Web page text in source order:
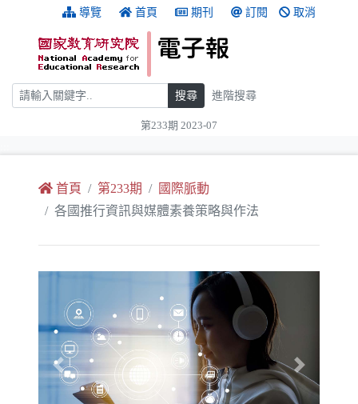
跳到主要內容 導覽 首頁 期刊 訂閱 取消
搜尋 搜尋 進階搜尋
第233期 2023-07
首頁 第233期
國際脈動
各國推行資訊與媒體素養策略與作法
Previous Next